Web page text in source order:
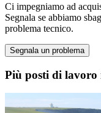
Ci impegniamo ad
Segnala se abbiamo
problema tecnico.
Segnala un problema
Più posti di